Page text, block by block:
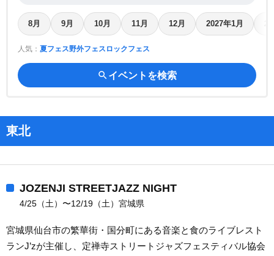
8月 9月 10月 11月 12月 2027年1月
人気： 夏フェス野外フェス ロックフェス
search イベントを検索
東北
JOZENJI STREETJAZZ NIGHT
4/25（土）〜12/19（土）宮城県
宮城県仙台市の繁華街・国分町にある音楽と食のライブレスト
ランJ’zが主催し、定禅寺ストリートジャズフェスティバル協会